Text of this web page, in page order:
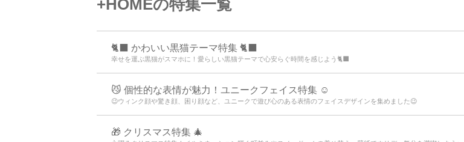
+HOMEの特集一覧
🐈‍⬛ かわいい黒猫テーマ特集 🐈‍⬛
幸せを運ぶ黒猫がスマホに！愛らしい黒猫テーマで心安らぐ時間を感じよう🐈‍⬛
😼 個性的な表情が魅力！ユニークフェイス特集 ☺️
😉ウィンク顔や驚き顔、困り顔など、ユニークで遊び心のある表情のフェイスデザインを集めました😉
🎁 クリスマス特集 🎄